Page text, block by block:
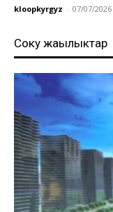
kloopkyrgyz - 07/07/2026
Соңку жаңылыктар